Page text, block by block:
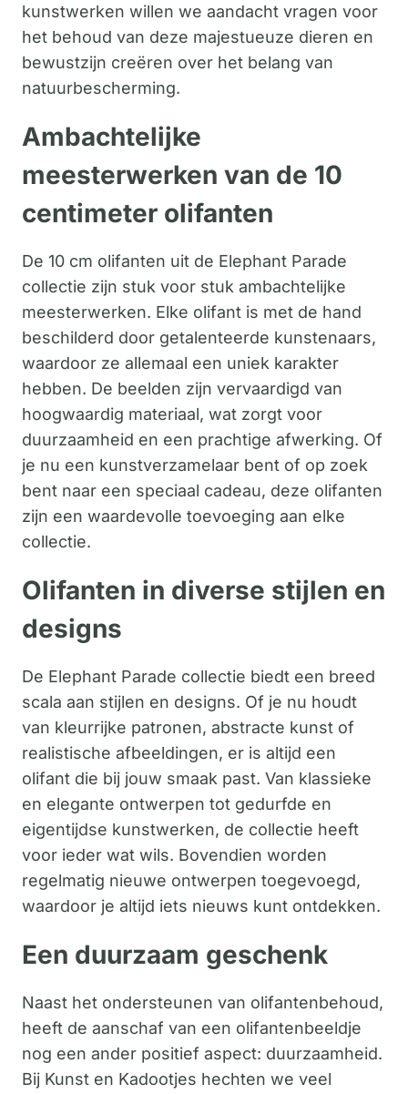
kunstwerken willen we aandacht vragen voor
het behoud van deze majestueuze dieren en
bewustzijn creëren over het belang van
natuurbescherming.
Ambachtelijke
meesterwerken van de 10
centimeter olifanten
De 10 cm olifanten uit de Elephant Parade
collectie zijn stuk voor stuk ambachtelijke
meesterwerken. Elke olifant is met de hand
beschilderd door getalenteerde kunstenaars,
waardoor ze allemaal een uniek karakter
hebben. De beelden zijn vervaardigd van
hoogwaardig materiaal, wat zorgt voor
duurzaamheid en een prachtige afwerking. Of
je nu een kunstverzamelaar bent of op zoek
bent naar een speciaal cadeau, deze olifanten
zijn een waardevolle toevoeging aan elke
collectie.
Olifanten in diverse stijlen en
designs
De Elephant Parade collectie biedt een breed
scala aan stijlen en designs. Of je nu houdt
van kleurrijke patronen, abstracte kunst of
realistische afbeeldingen, er is altijd een
olifant die bij jouw smaak past. Van klassieke
en elegante ontwerpen tot gedurfde en
eigentijdse kunstwerken, de collectie heeft
voor ieder wat wils. Bovendien worden
regelmatig nieuwe ontwerpen toegevoegd,
waardoor je altijd iets nieuws kunt ontdekken.
Een duurzaam geschenk
Naast het ondersteunen van olifantenbehoud,
heeft de aanschaf van een olifantenbeeldje
nog een ander positief aspect: duurzaamheid.
Bij Kunst en Kadootjes hechten we veel